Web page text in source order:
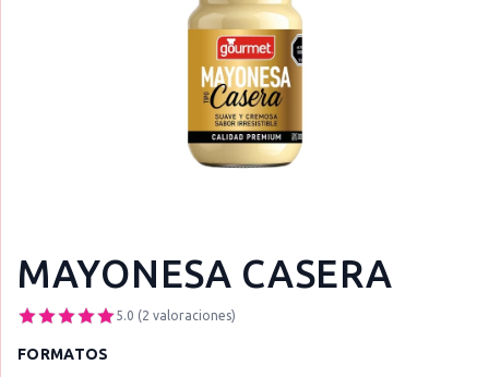
MAYONESA CASERA
5.0 (2 valoraciones)
FORMATOS